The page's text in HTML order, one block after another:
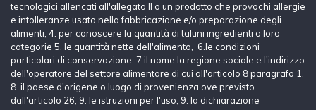
tecnologici allencati all'allegato II o un prodotto che provochi allergie
e intolleranze usato nella fabbricazione e/o preparazione degli
alimenti, 4. per conoscere la quantità di taluni ingredienti o loro
categorie 5. le quantità nette dell'alimento, 6.le condizioni
particolari di conservazione, 7.il nome la regione sociale e l'indirizzo
dell'operatore del settore alimentare di cui all'articolo 8 paragrafo 1,
8. il paese d'origene o luogo di provenienza ove previsto
dall'articolo 26, 9. le istruzioni per l'uso, 9. la dichiarazione